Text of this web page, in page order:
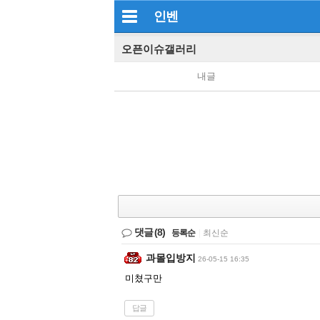
인벤
오픈이슈갤러리
내글
댓글(8) 등록순 최신순
과몰입방지 26-05-15 16:35
미쳤구만
답글